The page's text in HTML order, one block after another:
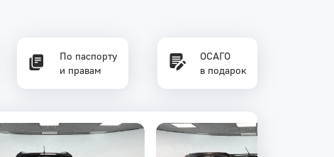
По паспорту
и правам
ОСАГО
в подарок